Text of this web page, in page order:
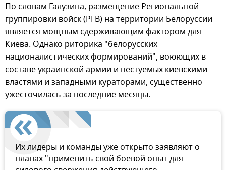
По словам Галузина, размещение Региональной
группировки войск (РГВ) на территории Белоруссии
является мощным сдерживающим фактором для
Киева. Однако риторика "белорусских
националистических формирований", воюющих в
составе украинской армии и пестуемых киевскими
властями и западными кураторами, существенно
ужесточилась за последние месяцы.
Их лидеры и команды уже открыто заявляют о
планах "применить свой боевой опыт для